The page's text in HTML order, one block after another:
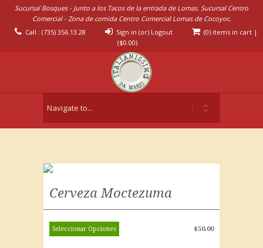
Sucursal Bosques - Junto a los Tacos de la entrada de Lomas. Sucursal Centro
Comercial - Zona de comida Centro Comercial Lomas de Cocoyoc.
Call : (735) 356.13.28
Sign in (or) Logout (0) items in cart|
($0.00)
Cerveza Moctezuma
$50.00
Seleccionar Opciones